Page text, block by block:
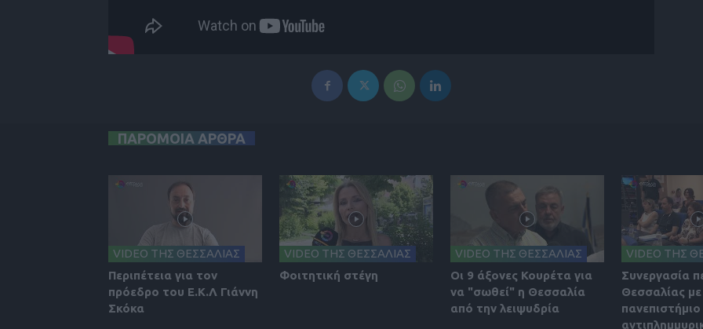
ΠΑΡΟΜΟΙΑ ΑΡΘΡΑ
VIDEO ΤΗΣ ΘΕΣΣΑΛΙΑΣ
Περιπέτεια για τον
πρόεδρο του Ε.Κ.Λ Γιάννη
Σκόκα
VIDEO ΤΗΣ ΘΕΣΣΑΛΙΑΣ
Φοιτητική στέγη
VIDEO ΤΗΣ ΘΕΣΣΑΛΙΑΣ
Οι 9 άξονες Κουρέτα για
να "σωθεί" η Θεσσαλία
από την λειψυδρία
VIDEO ΤΗΣ
Συνεργασία
Θεσσαλίας